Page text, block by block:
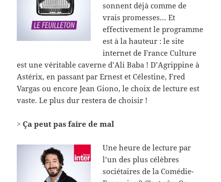
sonnent déjà comme de
vrais promesses… Et
effectivement le programme
est à la hauteur : le site
internet de France Culture
est une véritable caverne d’Ali Baba ! D’Agrippine à
Astérix, en passant par Ernest et Célestine, Fred
Vargas ou encore Jean Giono, le choix de lecture est
vaste. Le plus dur restera de choisir !
> Ça peut pas faire de mal
Une heure de lecture par
l’un des plus célèbres
sociétaires de la Comédie-